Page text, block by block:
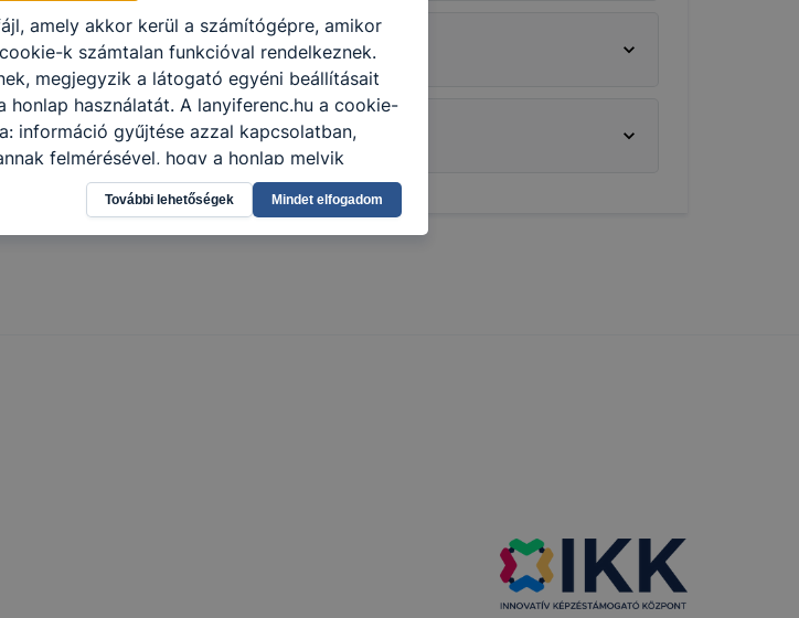
amely akkor kerül a számítógépre, amikor
k számtalan funkcióval rendelkeznek.
megjegyzik a látogató egyéni beállításait
honlap használatát. A lanyiferenc.hu a cookie-
információ gyűjtése azzal kapcsolatban,
felmérésével, hogy a honlap melyik
így megtudhatjuk, hogyan
élményt, ha ismét meglátogatja
ellenőrizheti és hogyan tudja kikapcsolni a
További lehetőségek Mindet elfogadom